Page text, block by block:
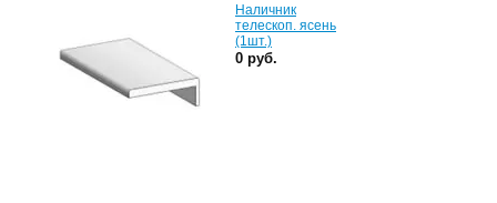
Наличник
телескоп. ясень
(1шт.)
0 руб.